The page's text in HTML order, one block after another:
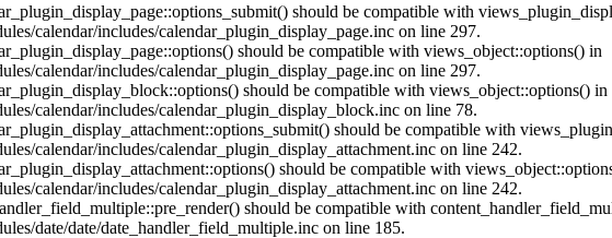
should be compatible with
calendar/includes/calendar_plugin_display_page.inc on line 297.
should be compatible with views_object::options() in
calendar/includes/calendar_plugin_display_page.inc on line 297.
should be compatible with views_object::options() in
calendar/includes/calendar_plugin_display_block.inc on line 78.
should be compatible with
calendar/includes/calendar_plugin_display_attachment.inc on line 242.
should be compatible with
calendar/includes/calendar_plugin_display_attachment.inc on line 242.
should be compatible with
date/date/date_handler_field_multiple.inc on line 185.